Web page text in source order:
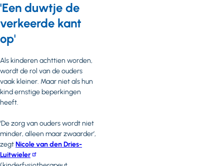
'Een duwtje de
verkeerde kant
op'
Als kinderen achttien worden,
wordt de rol van de ouders
vaak kleiner. Maar niet als hun
kind ernstige beperkingen
heeft.
‘De zorg van ouders wordt niet
minder, alleen maar zwaarder’,
zegtNicole van den Dries-
Luitwieler